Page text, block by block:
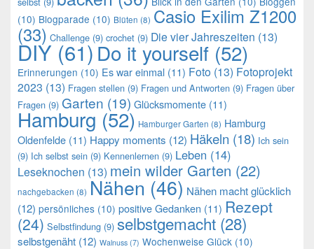
(10) Blogparade (10) Blüten (8) Casio Exilim Z1200
(33) Challenge (9) crochet (9) Die vier Jahreszeiten (13)
DIY (61)Do it yourself (52)
Erinnerungen (10) Es war einmal (11) Foto (13) Fotoprojekt
2023 (13) Fragen stellen (9) Fragen und Antworten (9) Fragen über
Fragen (9) Garten (19) Glücksmomente (11)
Hamburg (52) Hamburger Garten (8) Hamburg
Oldenfelde (11) Happy moments (12) Häkeln (18) Ich sein
(9) Ich selbst sein (9) Kennenlernen (9) Leben (14)
Leseknochen (13) mein wilder Garten (22)
nachgebacken (8) Nähen (46) Nähen macht glücklich
(12) persönliches (10) positive Gedanken (11) Rezept
(24) Selbstfindung (9) selbstgemacht (28)
selbstgenäht (12) Walnuss (7) Wochenweise Glück (10)